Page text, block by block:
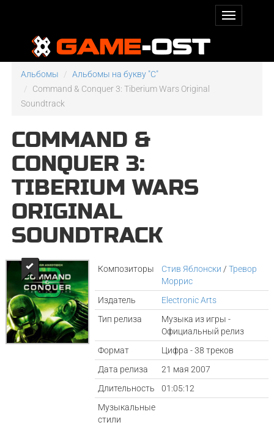
Альбомы
Альбомы на букву "C"
Command & Conquer 3: Tiberium Wars Original
Soundtrack
COMMAND &
CONQUER 3:
TIBERIUM WARS
ORIGINAL
SOUNDTRACK
Композиторы Стив Яблонски /Тревор
Моррис
Издатель
Electronic Arts
Тип релиза
Музыка из игры -
Официальный релиз
Формат
Цифра - 38 треков
Дата релиза
21 мая 2007
Длительность
01:05:12
Музыкальные
стили